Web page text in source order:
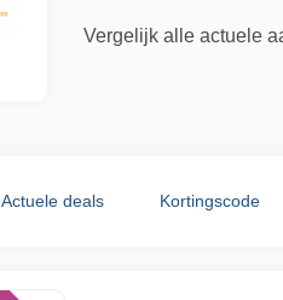
Vergelijk alle actuele
Actuele deals Kortingscode